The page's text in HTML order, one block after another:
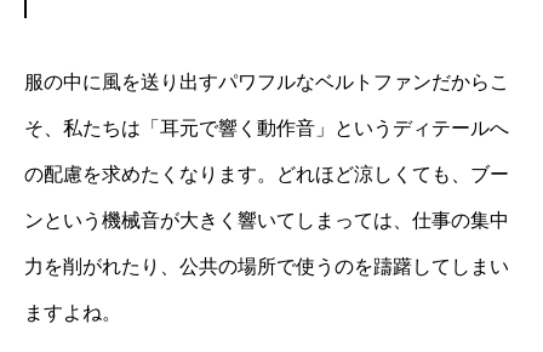
服の中に風を送り出すパワフルなベルトファンだからこ
そ、私たちは「耳元で響く動作音」というディテールへ
の配慮を求めたくなります。どれほど涼しくても、ブー
ンという機械音が大きく響いてしまっては、仕事の集中
力を削がれたり、公共の場所で使うのを躊躇してしまい
ますよね。